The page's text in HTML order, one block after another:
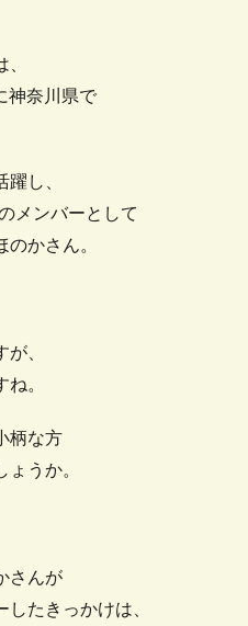
神奈川県で
躍し、
メンバーとして
のかさん。
、
。
柄な方
ょうか。
さんが
したきっかけは、